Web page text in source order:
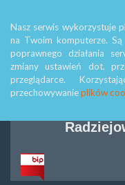
Nasz serwis wykorzystuje
na Twoim komputerze.
poprawnego działania
zmiany ustawień dot.
przeglądarce.
przechowywanieplików